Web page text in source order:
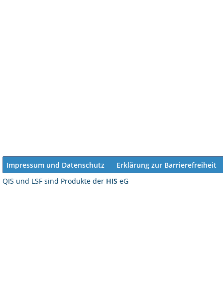
Impressum und Datenschutz
Erklärung zur Barrierefreiheit
QIS und LSF sind Produkte der HIS eG